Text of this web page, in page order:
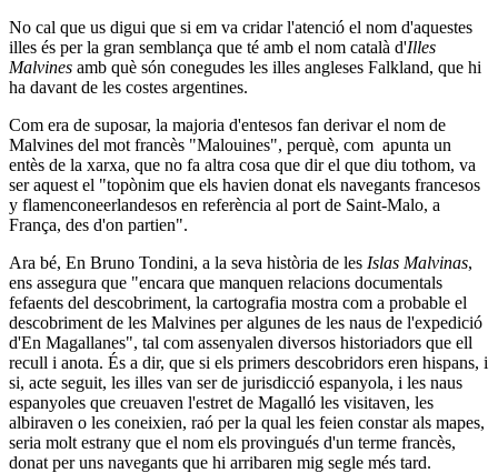
No cal que us digui que si em va cridar l'atenció el nom d'aquestes
illes és per la gran semblança que té amb el nom català d'Illes
Malvines amb què són conegudes les illes angleses Falkland, que hi
ha davant de les costes argentines.
Com era de suposar, la majoria d'entesos fan derivar el nom de
Malvines del mot francès "Malouines", perquè, com apunta un
entès de la xarxa, que no fa altra cosa que dir el que diu tothom, va
ser aquest el "topònim que els havien donat els navegants francesos
y flamenconeerlandesos en referència al port de Saint-Malo, a
França, des d'on partien".
Ara bé, En Bruno Tondini, a la seva història de les Islas Malvinas,
ens assegura que "encara que manquen relacions documentals
fefaents del descobriment, la cartografia mostra com a probable el
descobriment de les Malvines per algunes de les naus de l'expedició
d'En Magallanes", tal com assenyalen diversos historiadors que ell
recull i anota. És a dir, que si els primers descobridors eren hispans, i
si, acte seguit, les illes van ser de jurisdicció espanyola, i les naus
espanyoles que creuaven l'estret de Magalló les visitaven, les
albiraven o les coneixien, raó per la qual les feien constar als mapes,
seria molt estrany que el nom els provingués d'un terme francès,
donat per uns navegants que hi arribaren mig segle més tard.